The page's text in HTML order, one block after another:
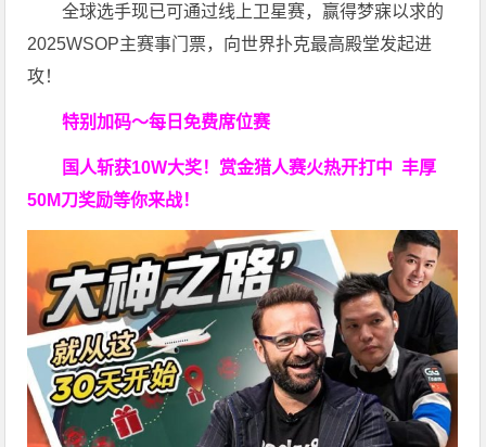
全球选手现已可通过线上卫星赛，赢得梦寐以求的
2025WSOP主赛事门票，向世界扑克最高殿堂发起进
攻！
特别加码～每日免费席位赛
国人斩获10W大奖！ 赏金猎人赛火热开打中 丰厚
50M刀奖励等你来战！